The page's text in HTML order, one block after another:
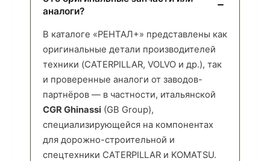
аналоги?
В каталоге «РЕНТАЛ+» представлены как
оригинальные детали производителей
техники (CATERPILLAR, VOLVO и др.), так
и проверенные аналоги от заводов-
партнёров — в частности, итальянской
CGR Ghinassi (GB Group),
специализирующейся на компонентах
для дорожно-строительной и
спецтехники CATERPILLAR и KOMATSU.